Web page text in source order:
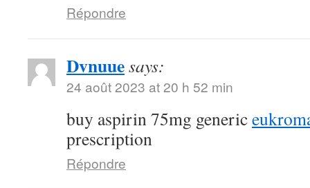
Répondre
Dvnuuesays:
24 août 2023 at 20 h 52 min
buy aspirin 75mg generic
prescription
Répondre